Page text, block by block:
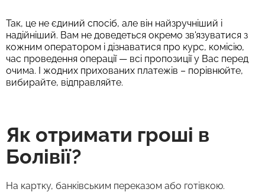
Так, це не єдиний спосіб, але він найзручніший і
надійніший. Вам не доведеться окремо зв'язуватися з
кожним оператором і дізнаватися про курс, комісію,
час проведення операції — всі пропозиції у Вас перед
очима. І жодних прихованих платежів – порівнюйте,
вибирайте, відправляйте.
Як отримати гроші в
Болівії?
На картку, банківським переказом або готівкою.